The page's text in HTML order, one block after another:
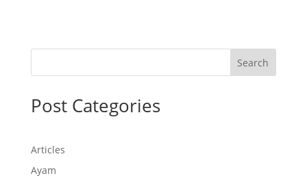
Search
Post Categories
Articles
Ayam